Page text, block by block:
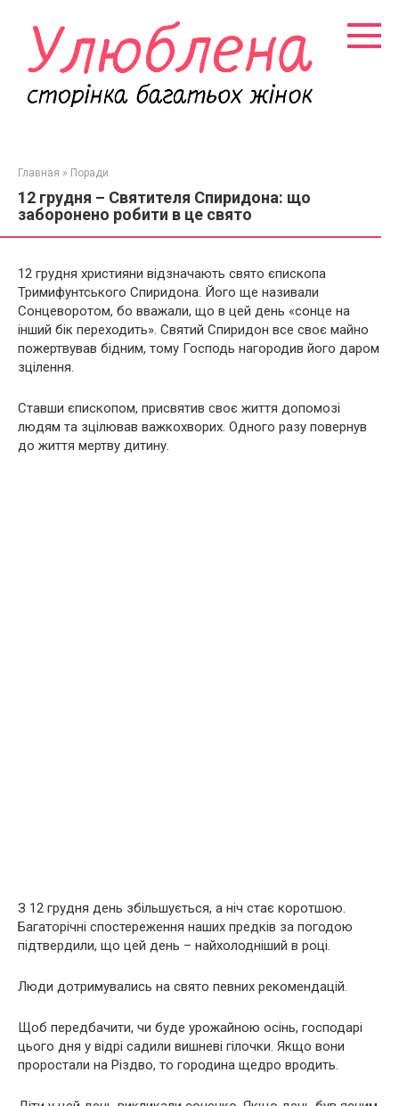
контенту
Главная » Поради
12 грудня – Святителя Спиридона: що
заборонено робити в це свято
12 грудня християни відзначають свято єпископа
Тримифунтського Спиридона. Його ще називали
Сонцеворотом, бо вважали, що в цей день «сонце на
інший бік переходить». Святий Спиридон все своє майно
пожертвував бідним, тому Господь нагородив його даром
зцілення.
Ставши єпископом, присвятив своє життя допомозі
людям та зцілював важкохворих. Одного разу повернув
до життя мертву дитину.
З 12 грудня день збільшується, а ніч стає коротшою.
Багаторічні спостереження наших предків за погодою
підтвердили, що цей день – найхолодніший в році.
Люди дотримувались на свято певних рекомендацій.
Щоб передбачити, чи буде урожайною осінь, господарі
цього дня у відрі садили вишневі гілочки. Якщо вони
проростали на Різдво, то городина щедро вродить.